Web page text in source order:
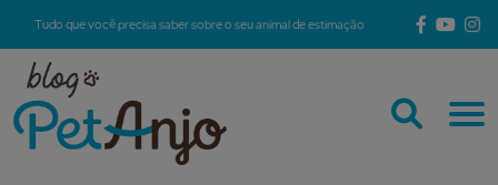
Tudo que você precisa saber sobre o seu animal de estimação